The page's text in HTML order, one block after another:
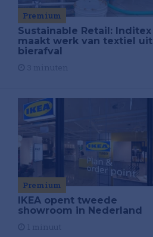
Premium
Sustainable Retail: Inditex
maakt werk van textiel uit
bierafval
Premium
IKEA opent tweede
showroom in Nederland